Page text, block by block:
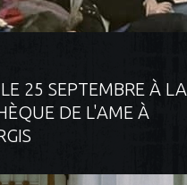
25 SEPTEMBRE À LA
DE L'AME À